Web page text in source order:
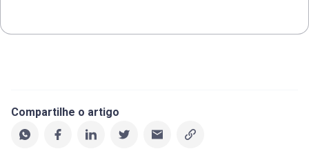
Compartilhe o artigo